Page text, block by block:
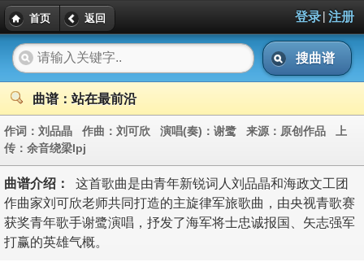
首页 返回 登录| 注册
搜曲谱
曲谱：站在最前沿
作词： 刘品晶 作曲： 刘可欣 演唱(奏)： 谢鹭 来源： 原创作品 上
传： 余音绕梁lpj
曲谱介绍：
这首歌曲是由青年新锐词人刘品晶和海政文工团
作曲家刘可欣老师共同打造的主旋律军旅歌曲，由央视青歌赛
获奖青年歌手谢鹭演唱，抒发了海军将士忠诚报国、矢志强军
打赢的英雄气概。